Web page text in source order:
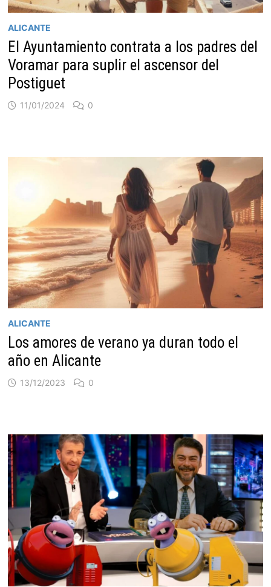
ALICANTE
El Ayuntamiento contrata a los padres del
Voramar para suplir el ascensor del
Postiguet
11/01/2024 0
ALICANTE
Los amores de verano ya duran todo el
año en Alicante
13/12/2023 0